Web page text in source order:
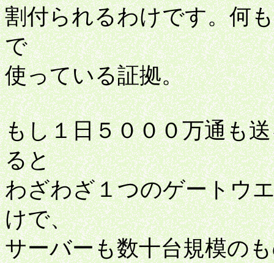
割付られるわけです。何
で
使っている証拠。
もし１日５０００万通も
ると
わざわざ１つのゲートウ
けで、
サーバーも数十台規模の